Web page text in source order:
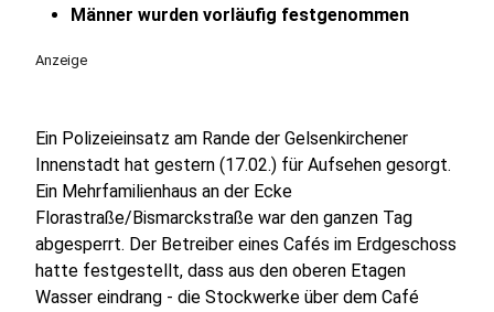
Männer wurden vorläufig festgenommen
Anzeige
Ein Polizeieinsatz am Rande der Gelsenkirchener
Innenstadt hat gestern (17.02.) für Aufsehen gesorgt.
Ein Mehrfamilienhaus an der Ecke
Florastraße/Bismarckstraße war den ganzen Tag
abgesperrt. Der Betreiber eines Cafés im Erdgeschoss
hatte festgestellt, dass aus den oberen Etagen
Wasser eindrang - die Stockwerke über dem Café